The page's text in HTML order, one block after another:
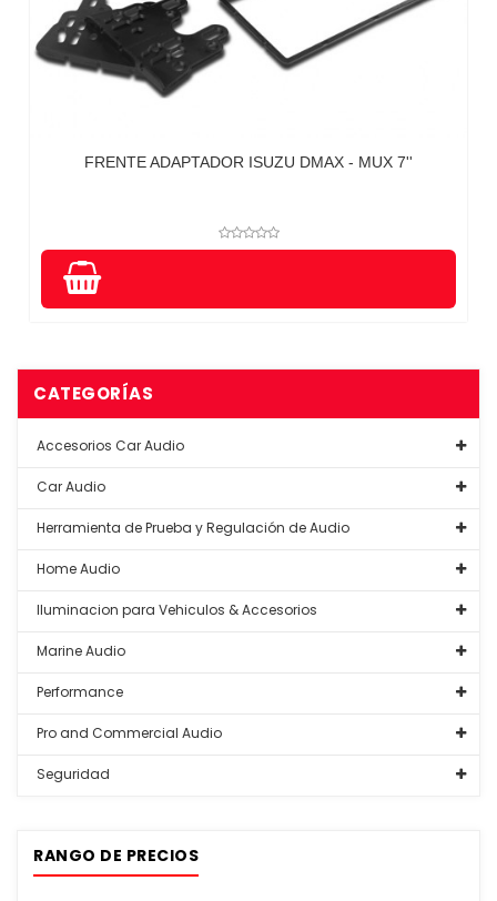
FRENTE ADAPTADOR ISUZU DMAX - MUX 7''
CATEGORÍAS
Accesorios Car Audio
Car Audio
Herramienta de Prueba y Regulación de Audio
Home Audio
Iluminacion para Vehiculos & Accesorios
Marine Audio
Performance
Pro and Commercial Audio
Seguridad
RANGO DE PRECIOS